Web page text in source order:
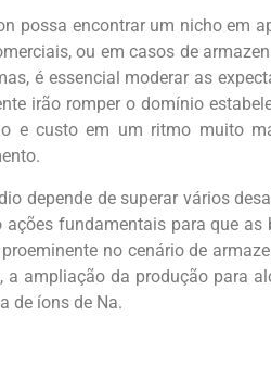
possa encontrar um nicho em
ou em casos de
é essencial moderar as
irão romper o domínio
e custo em um ritmo muito
depende de superar vários
ações fundamentais para que
no cenário de
ampliação da produção para
de íons de Na.